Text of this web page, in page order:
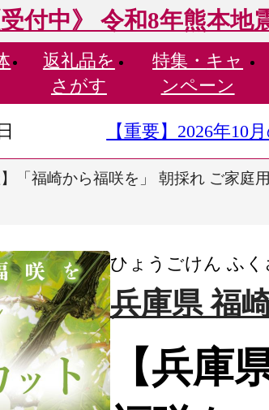
受付中》 令和8年熊本地
返礼品を
さがす
特集・ キャ
ンペーン
【重要】2026年
】「福崎から福咲を」 朝採れ ご家
ひょうごけん ふく
兵庫県 福
【兵庫